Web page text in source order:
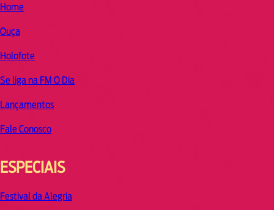
Home
Ouça
Holofote
Se liga na FM O Dia
Lançamentos
Fale Conosco
ESPECIAIS
Festival da Alegria